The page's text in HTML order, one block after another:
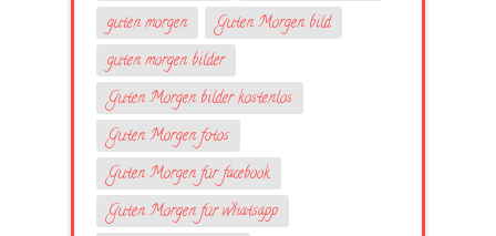
guten morgen
Guten Morgen bild
guten morgen bilder
Guten Morgen bilder kostenlos
Guten Morgen fotos
Guten Morgen für facebook
Guten Morgen für whatsapp